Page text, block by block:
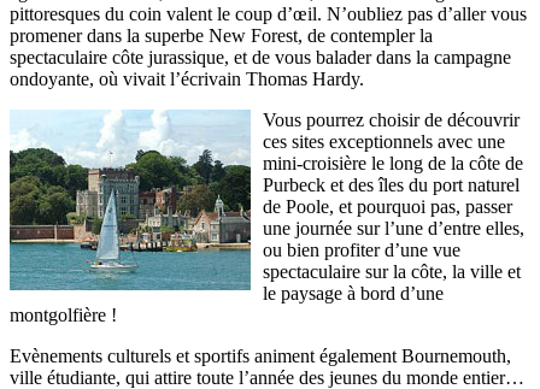
pittoresques du coin valent le coup d’œil. N’oubliez pas d’aller vous
promener dans la superbe New Forest, de contempler la
spectaculaire côte jurassique, et de vous balader dans la campagne
ondoyante, où vivait l’écrivain Thomas Hardy.
Vous pourrez choisir de découvrir
ces sites exceptionnels avec une
mini-croisière le long de la côte de
Purbeck et des îles du port naturel
de Poole, et pourquoi pas, passer
une journée sur l’une d’entre elles,
ou bien profiter d’une vue
spectaculaire sur la côte, la ville et
le paysage à bord d’une
montgolfière !
Evènements culturels et sportifs animent également Bournemouth,
ville étudiante, qui attire toute l’année des jeunes du monde entier…